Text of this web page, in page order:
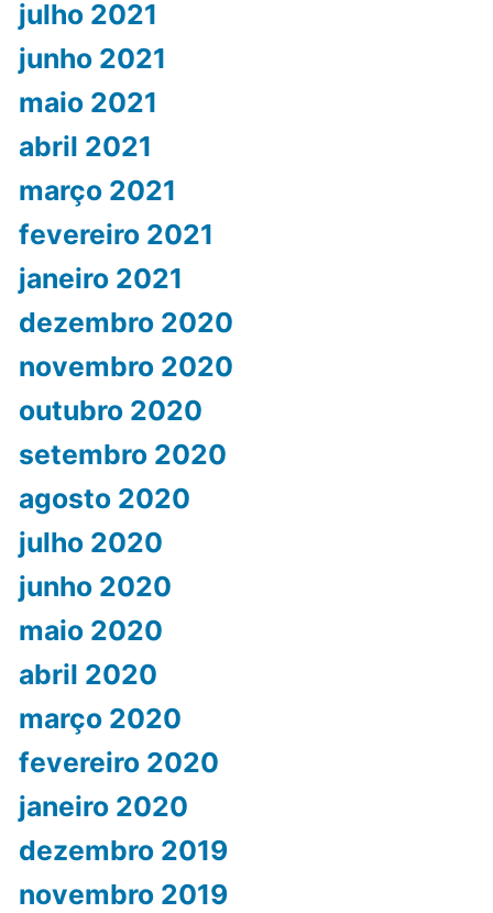
julho 2021
junho 2021
maio 2021
abril 2021
março 2021
fevereiro 2021
janeiro 2021
dezembro 2020
novembro 2020
outubro 2020
setembro 2020
agosto 2020
julho 2020
junho 2020
maio 2020
abril 2020
março 2020
fevereiro 2020
janeiro 2020
dezembro 2019
novembro 2019